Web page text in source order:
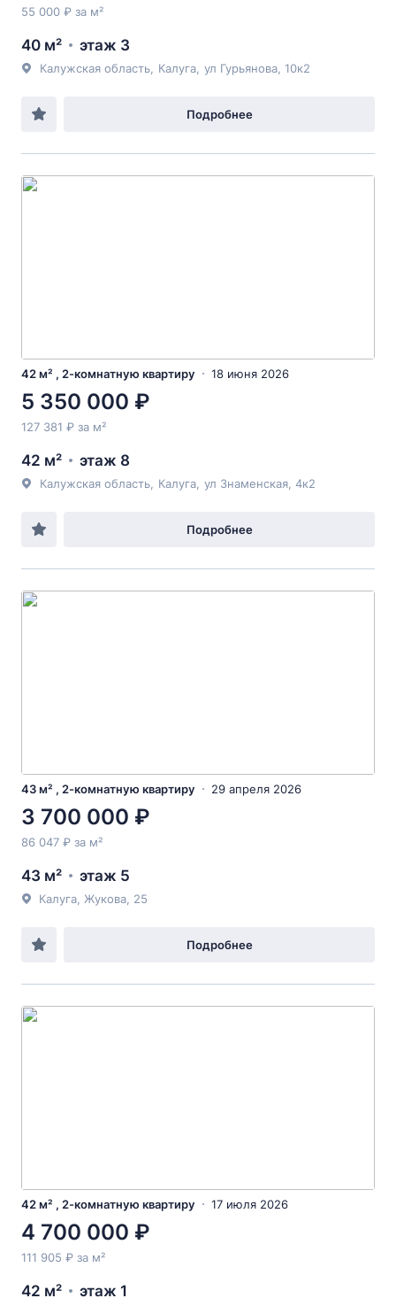
55 000 ₽ за м²
40 м² этаж 3
Калужская область Калуга ул Гурьянова , 10к2
Подробнее
42 м² , 2-комнатную квартиру 18 июня 2026
5 350 000 ₽
127 381 ₽ за м²
42 м² этаж 8
Калужская область Калуга ул Знаменская , 4к2
Подробнее
43 м² , 2-комнатную квартиру 29 апреля 2026
3 700 000 ₽
86 047 ₽ за м²
43 м² этаж 5
Калуга, Жукова, 25
Подробнее
42 м² , 2-комнатную квартиру 17 июля 2026
4 700 000 ₽
111 905 ₽ за м²
42 м² этаж 1